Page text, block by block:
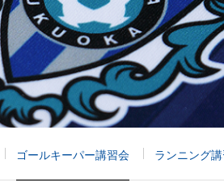
ゴールキーパー講習会 ランニング